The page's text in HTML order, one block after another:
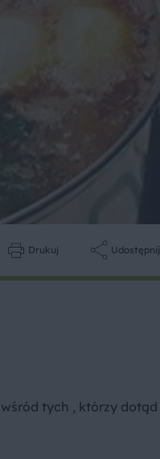
Drukuj Udostępnij
tych , którzy dotąd